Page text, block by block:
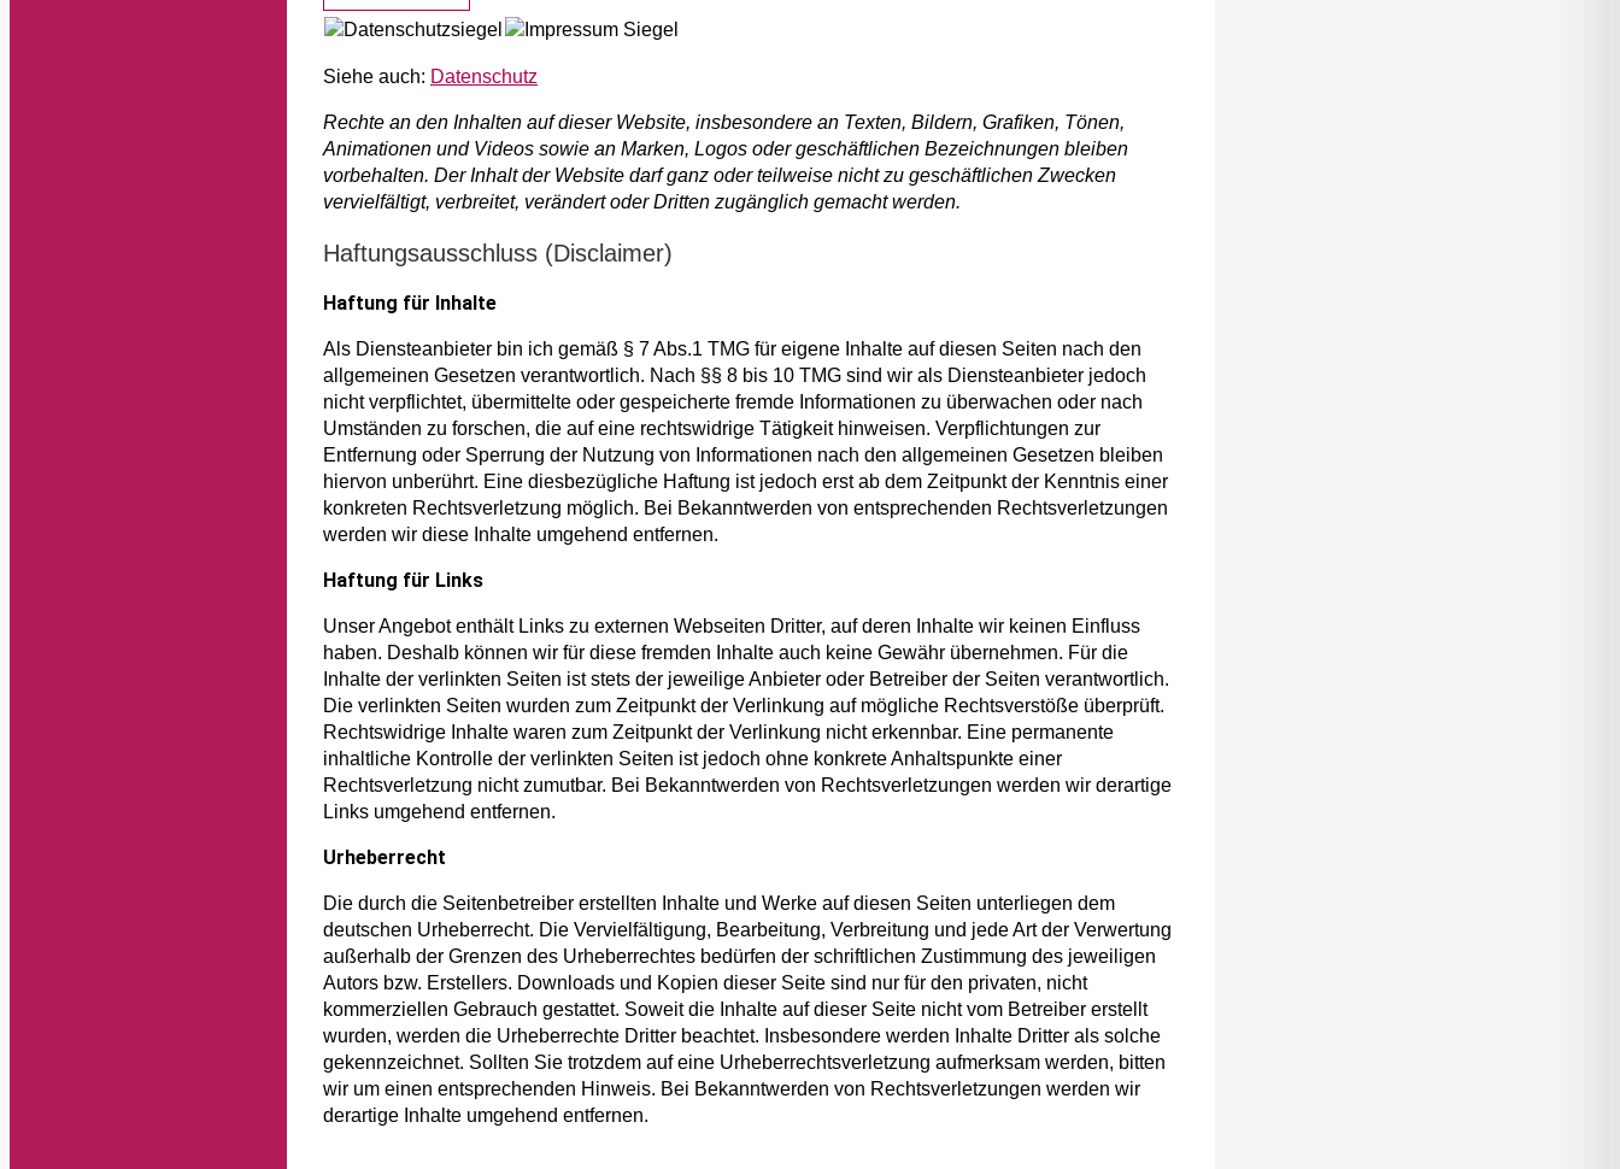
Siehe auch: Datenschutz
Rechte an den Inhalten auf dieser Website, insbesondere an Texten, Bildern, Grafiken, Tönen,
Animationen und Videos sowie an Marken, Logos oder geschäftlichen Bezeichnungen bleiben
vorbehalten. Der Inhalt der Website darf ganz oder teilweise nicht zu geschäftlichen Zwecken
vervielfältigt, verbreitet, verändert oder Dritten zugänglich gemacht werden.
Haftungsausschluss (Disclaimer)
Haftung für Inhalte
Als Diensteanbieter bin ich gemäß § 7 Abs.1 TMG für eigene Inhalte auf diesen Seiten nach den
allgemeinen Gesetzen verantwortlich. Nach §§ 8 bis 10 TMG sind wir als Diensteanbieter jedoch
nicht verpflichtet, übermittelte oder gespeicherte fremde Informationen zu überwachen oder nach
Umständen zu forschen, die auf eine rechtswidrige Tätigkeit hinweisen. Verpflichtungen zur
Entfernung oder Sperrung der Nutzung von Informationen nach den allgemeinen Gesetzen bleiben
hiervon unberührt. Eine diesbezügliche Haftung ist jedoch erst ab dem Zeitpunkt der Kenntnis einer
konkreten Rechtsverletzung möglich. Bei Bekanntwerden von entsprechenden Rechtsverletzungen
werden wir diese Inhalte umgehend entfernen.
Haftung für Links
Unser Angebot enthält Links zu externen Webseiten Dritter, auf deren Inhalte wir keinen Einfluss
haben. Deshalb können wir für diese fremden Inhalte auch keine Gewähr übernehmen. Für die
Inhalte der verlinkten Seiten ist stets der jeweilige Anbieter oder Betreiber der Seiten verantwortlich.
Die verlinkten Seiten wurden zum Zeitpunkt der Verlinkung auf mögliche Rechtsverstöße überprüft.
Rechtswidrige Inhalte waren zum Zeitpunkt der Verlinkung nicht erkennbar. Eine permanente
inhaltliche Kontrolle der verlinkten Seiten ist jedoch ohne konkrete Anhaltspunkte einer
Rechtsverletzung nicht zumutbar. Bei Bekanntwerden von Rechtsverletzungen werden wir derartige
Links umgehend entfernen.
Urheberrecht
Die durch die Seitenbetreiber erstellten Inhalte und Werke auf diesen Seiten unterliegen dem
deutschen Urheberrecht. Die Vervielfältigung, Bearbeitung, Verbreitung und jede Art der Verwertung
außerhalb der Grenzen des Urheberrechtes bedürfen der schriftlichen Zustimmung des jeweiligen
Autors bzw. Erstellers. Downloads und Kopien dieser Seite sind nur für den privaten, nicht
kommerziellen Gebrauch gestattet. Soweit die Inhalte auf dieser Seite nicht vom Betreiber erstellt
wurden, werden die Urheberrechte Dritter beachtet. Insbesondere werden Inhalte Dritter als solche
gekennzeichnet. Sollten Sie trotzdem auf eine Urheberrechtsverletzung aufmerksam werden, bitten
wir um einen entsprechenden Hinweis. Bei Bekanntwerden von Rechtsverletzungen werden wir
derartige Inhalte umgehend entfernen.